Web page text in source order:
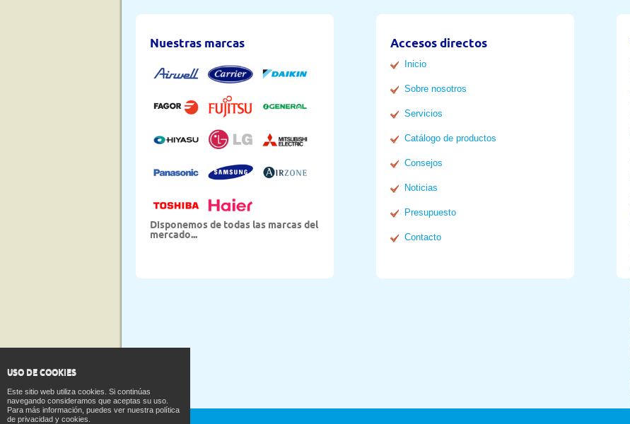
USO DE COOKIES
Este sitio web utiliza cookies. Si continúas
navegando consideramos que aceptas su uso.
Para más información, puedes ver nuestra política
de privacidad y cookies.
Nuestras marcas
Disponemos de todas las marcas del
mercado...
Accesos directos
Inicio
Sobre nosotros
Servicios
Catálogo de productos
Consejos
Noticias
Presupuesto
Contacto